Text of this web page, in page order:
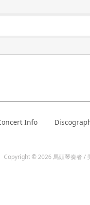
Info
Copyright © 2026 馬頭琴奏者 /